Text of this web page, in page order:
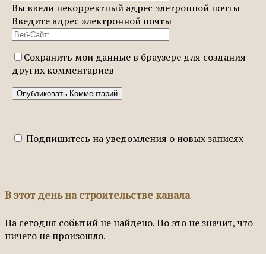
Вы ввели некорректный адрес элетронной почты
Введите адрес электронной почты
Сохранить мои данные в браузере для создания
других комментариев
Подпишитесь на уведомления о новых записях
В этот день на строительстве канала
На сегодня событий не найдено. Но это не значит, что
ничего не произошло.